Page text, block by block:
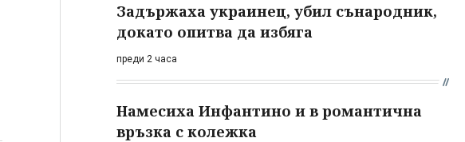
Задържаха украинец, убил сънародник,
докато опитва да избяга
преди 2 часа
Намесиха Инфантино и в романтична
връзка с колежка